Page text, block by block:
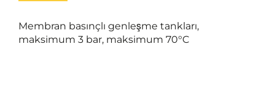
Membran basınçlı genleşme tankları,
maksimum 3 bar, maksimum 70°C